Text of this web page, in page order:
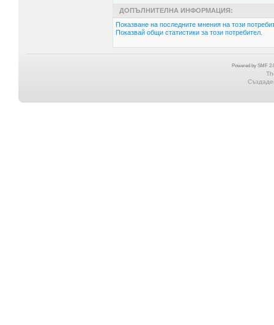
ДОПЪЛНИТЕЛНА ИНФОРМАЦИЯ:
Показване на последните мнения на този
Показвай общи статистики за този потребител.
Powered by SMF